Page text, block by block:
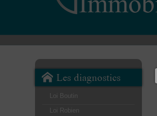
Les diagnostics
Loi Boutin
Loi Robien